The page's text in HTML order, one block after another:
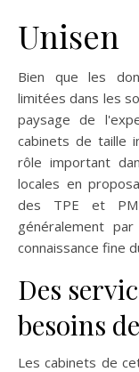
Unisen
Bien que les
limitées dans les
paysage de
cabinets de taille
rôle important
locales en
des TPE et
généralement
connaissance fine
Des
besoins
Les cabinets de